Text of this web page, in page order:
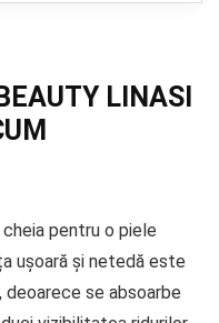
LINASI
pentru o piele
ușoară și netedă este
deoarece se absoarbe